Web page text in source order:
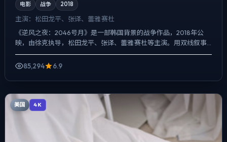
电影 战争 2018
主演： 松田龙平、张译、蕾雅·赛杜
《逆风之夜：2046号月》是一部韩国背景的战争作品，2018年公
映，由徐克执导，松田龙平、张译、蕾雅·赛杜等主演。用双线叙事
把过去与现在拧成一股绳，悬疑外壳下，更想讨论的是「记...
85,294
6.9
美国 4K